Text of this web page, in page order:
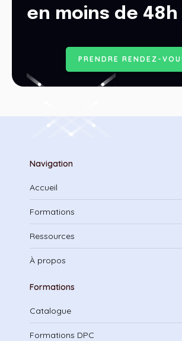
en moins de 48h
P RE ND RE RE ND E Z - VO U
Navigation
Accueil
Formations
Ressources
À propos
Formations
Catalogue
Formations DPC